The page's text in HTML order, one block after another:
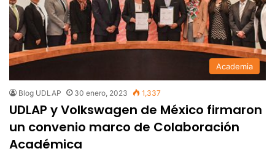
Academia
Blog UDLAP 30 enero, 2023 1,337
UDLAP y Volkswagen de México firmaron
un convenio marco de Colaboración
Académica